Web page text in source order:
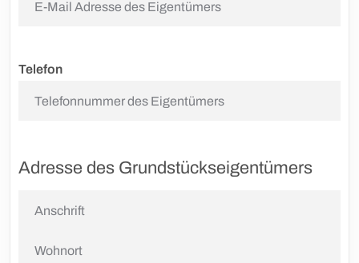
Telefon
Adresse des Grundstückseigentümers